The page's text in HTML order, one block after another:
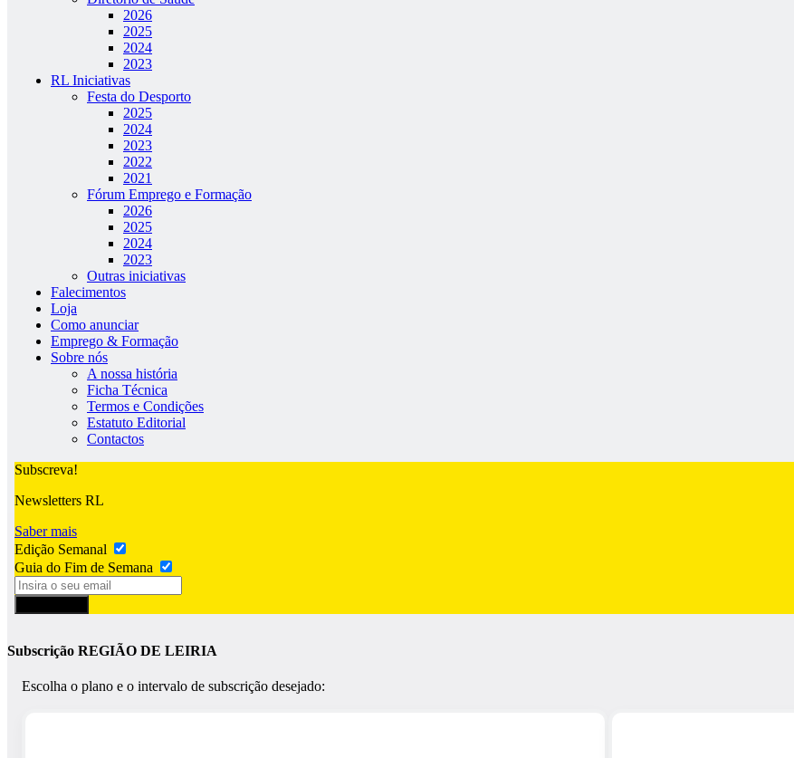
2026
2025
2024
2023
RL Iniciativas
Festa do Desporto
2025
2024
2023
2022
2021
Fórum Emprego e Formação
2026
2025
2024
2023
Outras iniciativas
Falecimentos
Loja
Como anunciar
Emprego & Formação
Sobre nós
A nossa história
Ficha Técnica
Termos e Condições
Estatuto Editorial
Contactos
Subscreva!
Newsletters RL
Saber mais
Edição Semanal
Guia do Fim de Semana
Subscrição REGIÃO DE LEIRIA
Escolha o plano e o intervalo de subscrição desejado: